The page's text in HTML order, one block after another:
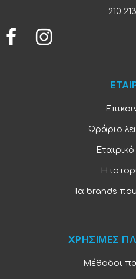
210
Ωράριο
Η
Τα brands
ΧΡΗΣΙΜΕΣ
Μέθοδοι